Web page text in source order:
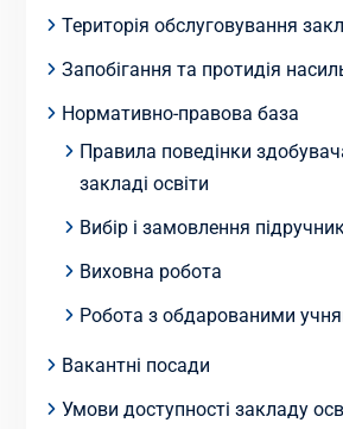
Територія обслуговування
Запобігання та протидія
Нормативно-правова база
Правила поведінки
закладі освіти
Вибір і замовлення
Виховна робота
Робота з обдарованими
Вакантні посади
Умови доступності закладу